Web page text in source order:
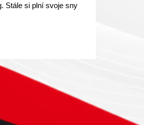
Stále si plní svoje sny